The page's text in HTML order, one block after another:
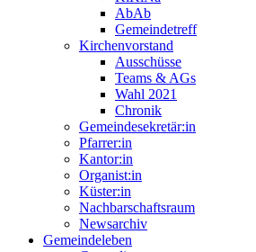
AbAb
Gemeindetreff
Kirchenvorstand
Ausschüsse
Teams & AGs
Wahl 2021
Chronik
Gemeindesekretär:in
Pfarrer:in
Kantor:in
Organist:in
Küster:in
Nachbarschaftsraum
Newsarchiv
Gemeindeleben